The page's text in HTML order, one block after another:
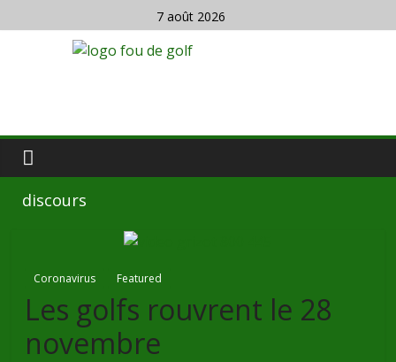
7 août 2026
discours
Coronavirus Featured
Les golfs rouvrent le 28
novembre